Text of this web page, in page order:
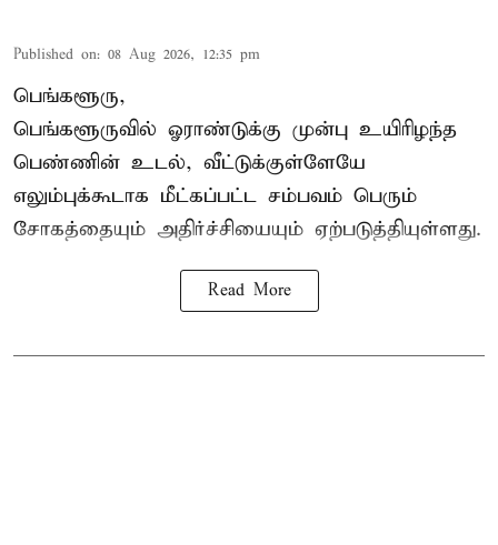
Published on: 08 Aug 2026, 12:35 pm
பெங்களூரு,
பெங்களூருவில் ஓராண்டுக்கு முன்பு உயிரிழந்த
பெண்ணின் உடல், வீட்டுக்குள்ளேயே
எலும்புக்கூடாக மீட்கப்பட்ட சம்பவம் பெரும்
சோகத்தையும் அதிர்ச்சியையும் ஏற்படுத்தியுள்ளது.
Read More